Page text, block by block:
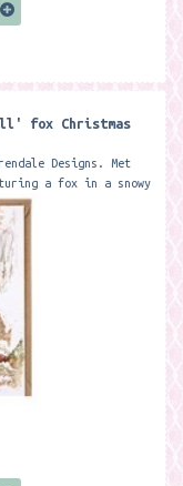
fox Christmas
Designs. Met
a fox in a snowy